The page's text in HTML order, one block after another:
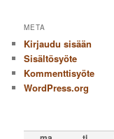
META
Kirjaudu sisään
Sisältösyöte
Kommenttisyöte
WordPress.org